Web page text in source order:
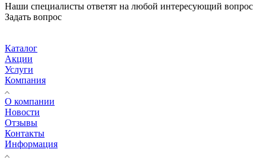
Наши специалисты ответят на любой интересующий вопрос
Задать вопрос
Каталог
Акции
Услуги
Компания
О компании
Новости
Отзывы
Контакты
Информация